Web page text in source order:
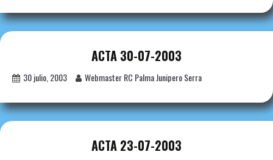
ACTA 30-07-2003
30 julio, 2003 Webmaster RC Palma Junipero Serra
ACTA 23-07-2003